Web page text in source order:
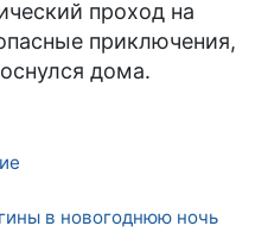
проход на
приключения,
дома.
в новогоднюю ночь